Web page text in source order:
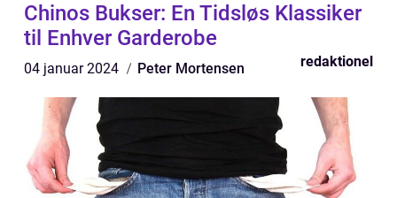
Chinos Bukser: En Tidsløs Klassiker
til Enhver Garderobe
04 januar 2024 Peter Mortensen redaktionel